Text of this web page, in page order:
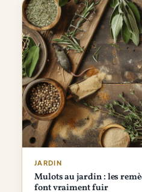
JARDIN
Mulots au jardin : les
font vraiment fuir